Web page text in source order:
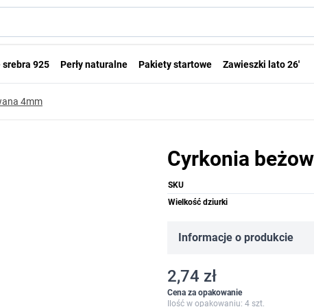
srebra 925 Perły naturalne Pakiety startowe Zawieszki lato 26'
4mm
Cyrkonia
SKU
Wielkość dziurki
Informacje o produkcie
2,74 zł
Cena za opakowanie
Ilość w opakowaniu: 4 szt.